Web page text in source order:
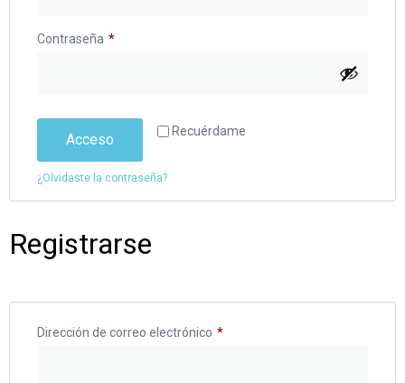
Contraseña *
Recuérdame
Acceso
¿Olvidaste la contraseña?
Registrarse
Dirección de correo electrónico *